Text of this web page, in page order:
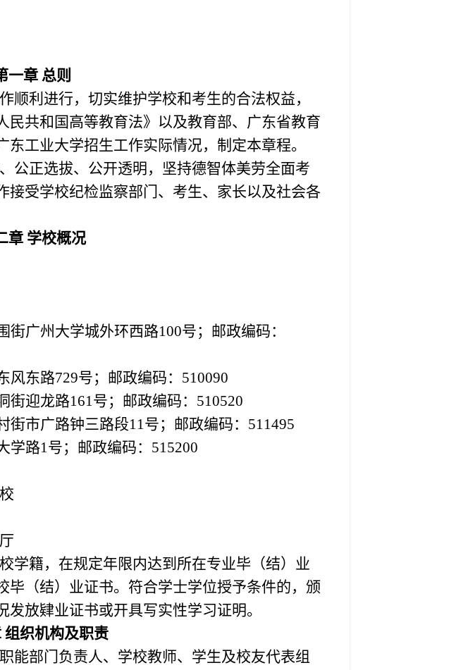
一章 总则
顺利进行，切实维护学校和考生的合法权益，
民共和国高等教育法》以及教育部、广东省教育
工业大学招生工作实际情况，制定本章程。
公正选拔、公开透明，坚持德智体美劳全面考
接受学校纪检监察部门、考生、家长以及社会各
章 学校概况
街广州大学城外环西路100号；邮政编码：
风东路729号；邮政编码： 510090
街迎龙路161 号；邮政编码： 510520
街市广路钟三路段11 号；邮政编码： 511495
学路1 号；邮政编码： 515200
学籍，在规定年限内达到所在专业毕（结）业
毕（结）业证书。符合学士学位授予条件的，颁
放肄业证书或开具写实性学习证明。
组织机构及职责
能部门负责人、学校教师、学生及校友代表组